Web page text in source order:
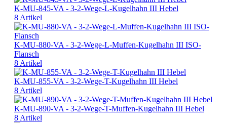
K-MU-845-VA - 3-2-Wege-L-Kugelhahn III Hebel
8 Artikel
K-MU-880-VA - 3-2-Wege-L-Muffen-Kugelhahn III ISO-
Flansch
8 Artikel
K-MU-855-VA - 3-2-Wege-T-Kugelhahn III Hebel
8 Artikel
K-MU-890-VA - 3-2-Wege-T-Muffen-Kugelhahn III Hebel
8 Artikel